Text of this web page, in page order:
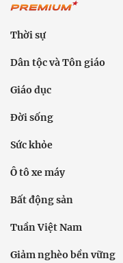
Thời sự
Dân tộc và Tôn giáo
Giáo dục
Đời sống
Sức khỏe
Ô tô xe máy
Bất động sản
Tuần Việt Nam
Giảm nghèo bền vững